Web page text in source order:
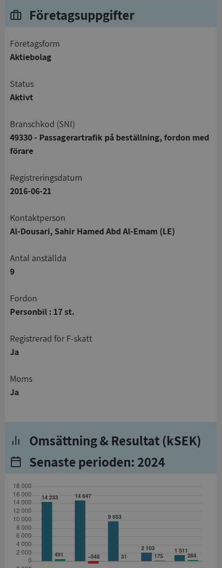
Företagsuppgifter
företagsform
Aktiebolag
status
Aktivt
branschkod (SNI)
49330 - Passagerartrafik på beställning, fordon med
förare
registreringsdatum
2016-06-21
Kontaktperson
Al-Dousari, Sahir Hamed Abd Al-Emam (LE)
Antal anställda
9
Fordon
Personbil : 17 st.
registrerad för F-skatt
Ja
Moms
Ja
Omsättning & Resultat (kSEK)
Senaste perioden: 2024